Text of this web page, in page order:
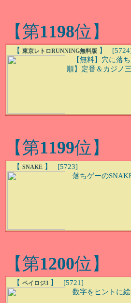
【第1198位】
【 東京レトロRUNNING無料版 】
【無料】穴に落ち
順】定番＆カジノ
【第1199位】
【 SNAKE 】 [5723]
落ちゲーの
【第1200位】
【 ペイロジ3 】 [5721]
数字をヒントに絵